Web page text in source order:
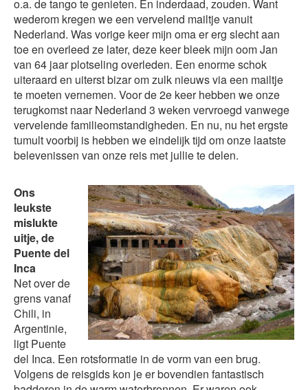
o.a. de tango te genieten. En inderdaad, zouden. Want
wederom kregen we een vervelend mailtje vanuit
Nederland. Was vorige keer mijn oma er erg slecht aan
toe en overleed ze later, deze keer bleek mijn oom Jan
van 64 jaar plotseling overleden. Een enorme schok
uiteraard en uiterst bizar om zulk nieuws via een mailtje
te moeten vernemen. Voor de 2e keer hebben we onze
terugkomst naar Nederland 3 weken vervroegd vanwege
vervelende familieomstandigheden. En nu, nu het ergste
tumult voorbij is hebben we eindelijk tijd om onze laatste
belevenissen van onze reis met jullie te delen.
Ons
leukste
mislukte
uitje, de
Puente del
Inca
Net over de
grens vanaf
Chili, in
Argentinie,
ligt Puente
del Inca. Een rotsformatie in de vorm van een brug.
Volgens de reisgids kon je er bovendien fantastisch